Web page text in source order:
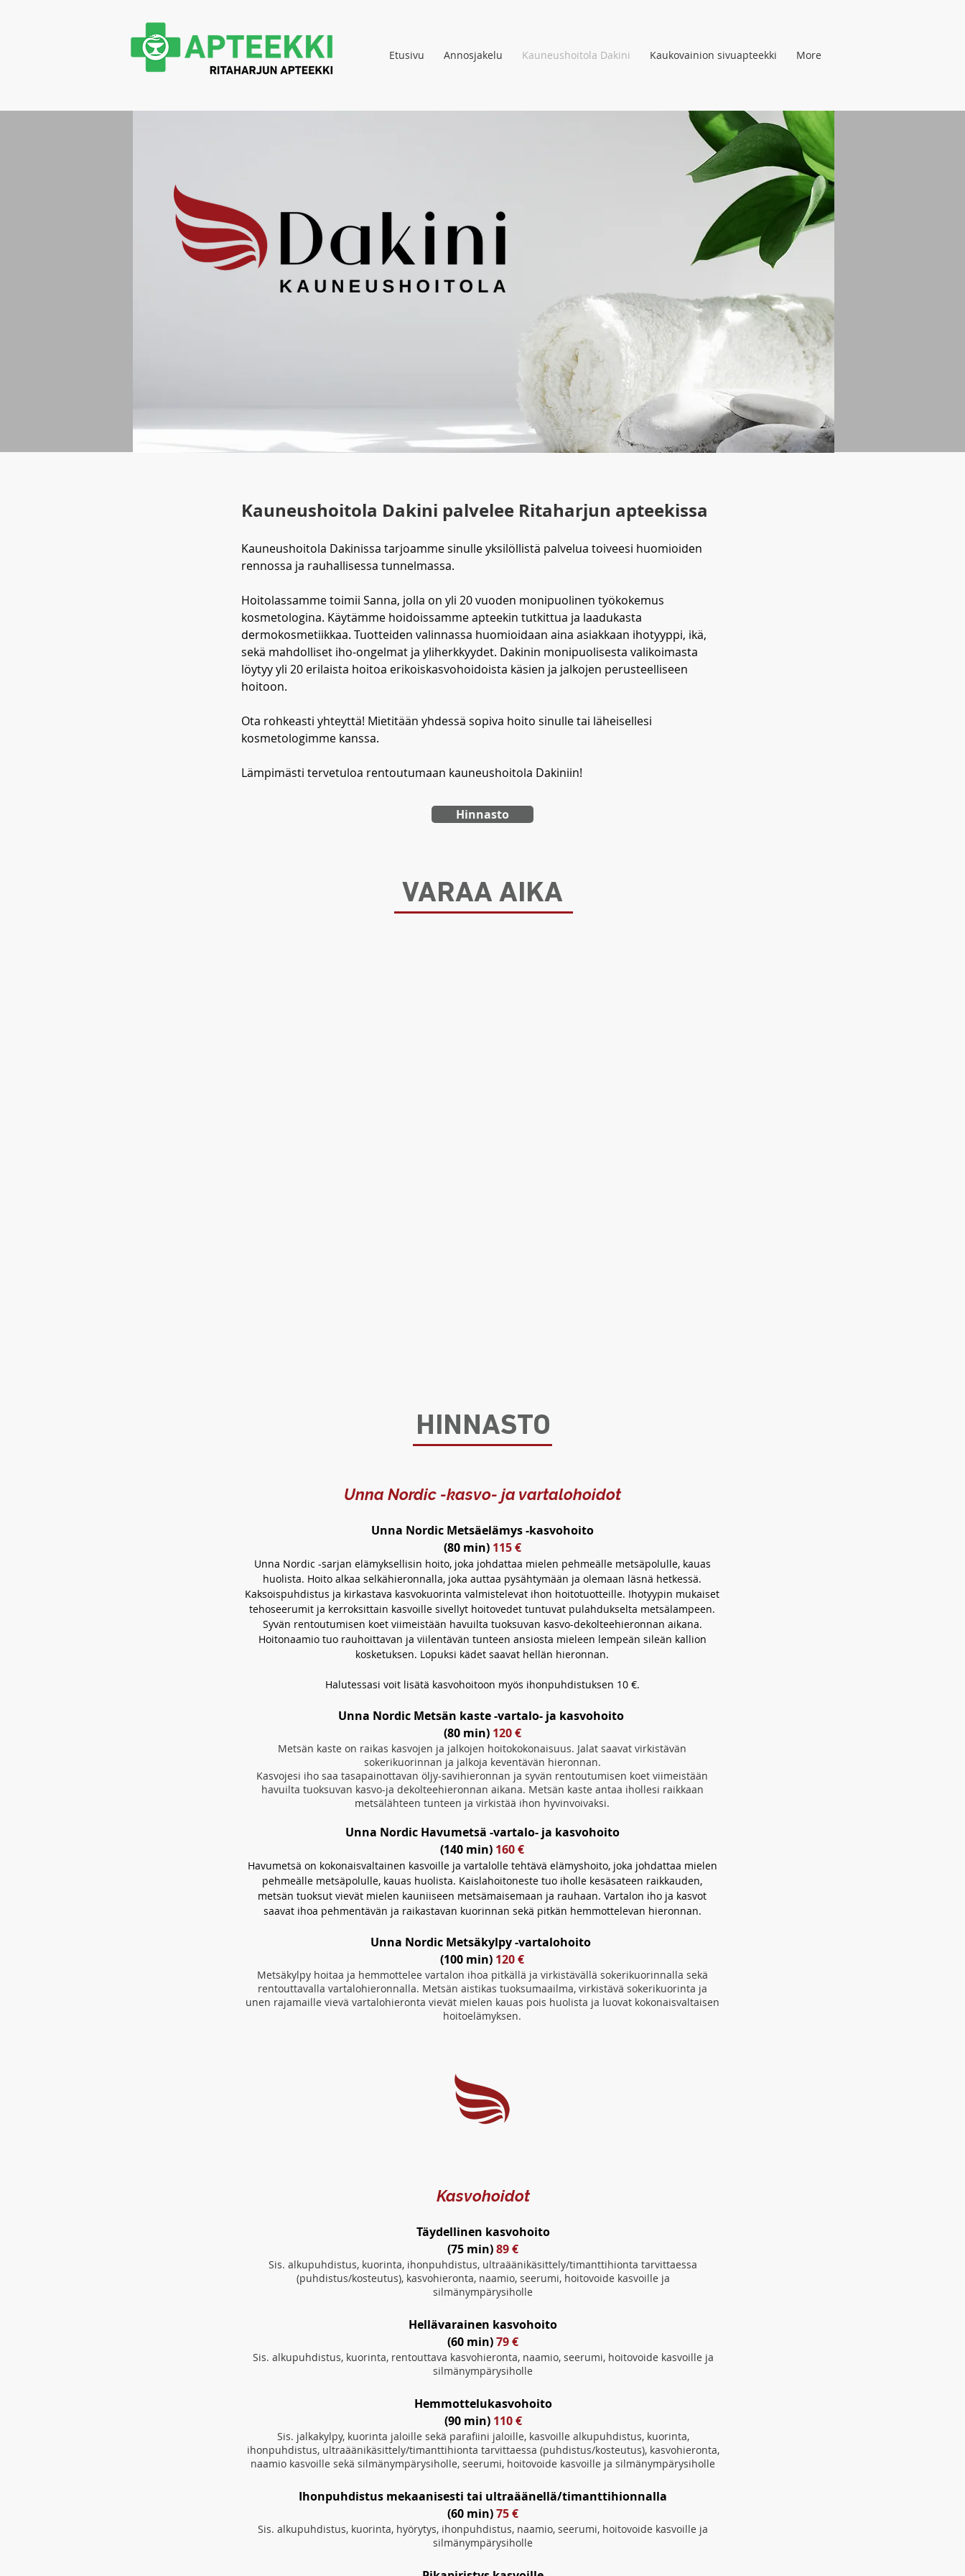
Etusivu Annosjakelu Kauneushoitola Dakini Kaukovainion sivuapteekki More
Kauneushoitola Dakini palvelee Ritaharjun apteekissa
Kauneushoitola Dakinissa tarjoamme sinulle yksilöllistä palvelua toiveesi huomioiden
rennossa ja rauhallisessa tunnelmassa.
Hoitolassamme toimii Sanna, jolla on yli 20 vuoden monipuolinen työkokemus
kosmetologina. Käytämme hoidoissamme apteekin tutkittua ja laadukasta
dermokosmetiikkaa. Tuotteiden valinnassa huomioidaan aina asiakkaan ihotyyppi, ikä,
sekä mahdolliset iho-ongelmat ja yliherkkyydet. Dakinin monipuolisesta valikoimasta
löytyy yli 20 erilaista hoitoa erikoiskasvohoidoista käsien ja jalkojen perusteelliseen
hoitoon.
Ota rohkeasti yhteyttä! Mietitään yhdessä sopiva hoito sinulle tai läheisellesi
kosmetologimme kanssa.
Lämpimästi tervetuloa rentoutumaan kauneushoitola Dakiniin!
Hinnasto
VARAA AIKA
HINNASTO
Unna Nordic -kasvo- ja vartalohoidot
Unna Nordic Metsäelämys -kasvohoito
(80 min) 115 €
Unna Nordic -sarjan elämyksellisin hoito, joka johdattaa mielen pehmeälle metsäpolulle, kauas
huolista. Hoito alkaa selkähieronnalla, joka auttaa pysähtymään ja olemaan läsnä hetkessä.
Kaksoispuhdistus ja kirkastava kasvokuorinta valmistelevat ihon hoitotuotteille. Ihotyypin mukaiset
tehoseerumit ja kerroksittain kasvoille sivellyt hoitovedet tuntuvat pulahdukselta metsälampeen.
Syvän rentoutumisen koet viimeistään havuilta tuoksuvan kasvo-dekolteehieronnan aikana.
Hoitonaamio tuo rauhoittavan ja viilentävän tunteen ansiosta mieleen lempeän sileän kallion
kosketuksen. Lopuksi kädet saavat hellän hieronnan.
Halutessasi voit lisätä kasvohoitoon myös ihonpuhdistuksen 10 €.
Unna Nordic Metsän kaste -vartalo- ja kasvohoito
(80 min) 120 €
Metsän kaste on raikas kasvojen ja jalkojen hoitokokonaisuus. Jalat saavat virkistävän
sokerikuorinnan ja jalkoja keventävän hieronnan.
Kasvojesi iho saa tasapainottavan öljy-savihieronnan ja syvän rentoutumisen koet viimeistään
havuilta tuoksuvan kasvo-ja dekolteehieronnan aikana. Metsän kaste antaa ihollesi raikkaan
metsälähteen tunteen ja virkistää ihon hyvinvoivaksi.
Unna Nordic Havumetsä -vartalo- ja kasvohoito
(140 min) 160 €
Havumetsä on kokonaisvaltainen kasvoille ja vartalolle tehtävä elämyshoito, joka johdattaa mielen
pehmeälle metsäpolulle, kauas huolista. Kaislahoitoneste tuo iholle kesäsateen raikkauden,
metsän tuoksut vievät mielen kauniiseen metsämaisemaan ja rauhaan. Vartalon iho ja kasvot
saavat ihoa pehmentävän ja raikastavan kuorinnan sekä pitkän hemmottelevan hieronnan.
Unna Nordic Metsäkylpy -vartalohoito
(100 min) 120 €
Metsäkylpy hoitaa ja hemmottelee vartalon ihoa pitkällä ja virkistävällä sokerikuorinnalla sekä
rentouttavalla vartalohieronnalla. Metsän aistikas tuoksumaailma, virkistävä sokerikuorinta ja
unen rajamaille vievä vartalohieronta vievät mielen kauas pois huolista ja luovat kokonaisvaltaisen
hoitoelämyksen.
Kasvohoidot
Täydellinen kasvohoito
(75 min)89 €
Sis. alkupuhdistus, kuorinta, ihonpuhdistus, ultraäänikäsittely/timanttihionta tarvittaessa
(puhdistus/kosteutus), kasvohieronta, naamio, seerumi, hoitovoide kasvoille ja
silmänympärysiholle
Hellävarainen kasvohoito
(60 min)79 €
Sis. alkupuhdistus, kuorinta, rentouttava kasvohieronta, naamio, seerumi, hoitovoide kasvoille ja
silmänympärysiholle
Hemmottelukasvohoito
(90 min) 110 €
Sis. jalkakylpy, kuorinta jaloille sekä parafiini jaloille, kasvoille alkupuhdistus, kuorinta,
ihonpuhdistus, ultraäänikäsittely/timanttihionta tarvittaessa (puhdistus/kosteutus), kasvohieronta,
naamio kasvoille sekä silmänympärysiholle, seerumi, hoitovoide kasvoille ja silmänympärysiholle
Ihonpuhdistus mekaanisesti tai ultraäänellä/timanttihionnalla
(60 min)75 €
Sis. alkupuhdistus, kuorinta, hyörytys, ihonpuhdistus, naamio, seerumi, hoitovoide kasvoille ja
silmänympärysiholle